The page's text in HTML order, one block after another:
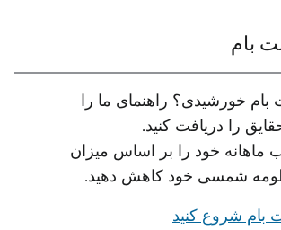
بام
خورشیدی؟ راهنمای ما را
را دریافت کنید.
خود را بر اساس میزان
شمسی خود کاهش دهید.
بام شروع کنید